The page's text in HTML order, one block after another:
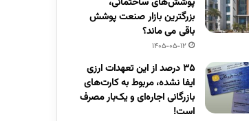
بزرگترین بازار صنعت پوشش
باقی می ماند؟
1405-05-12
۳۵ درصد از این تعهدات ارزی
ایفا نشده، مربوط به کارت‌های
بازرگانی اجاره‌ای و یک‌بار مصرف
است!